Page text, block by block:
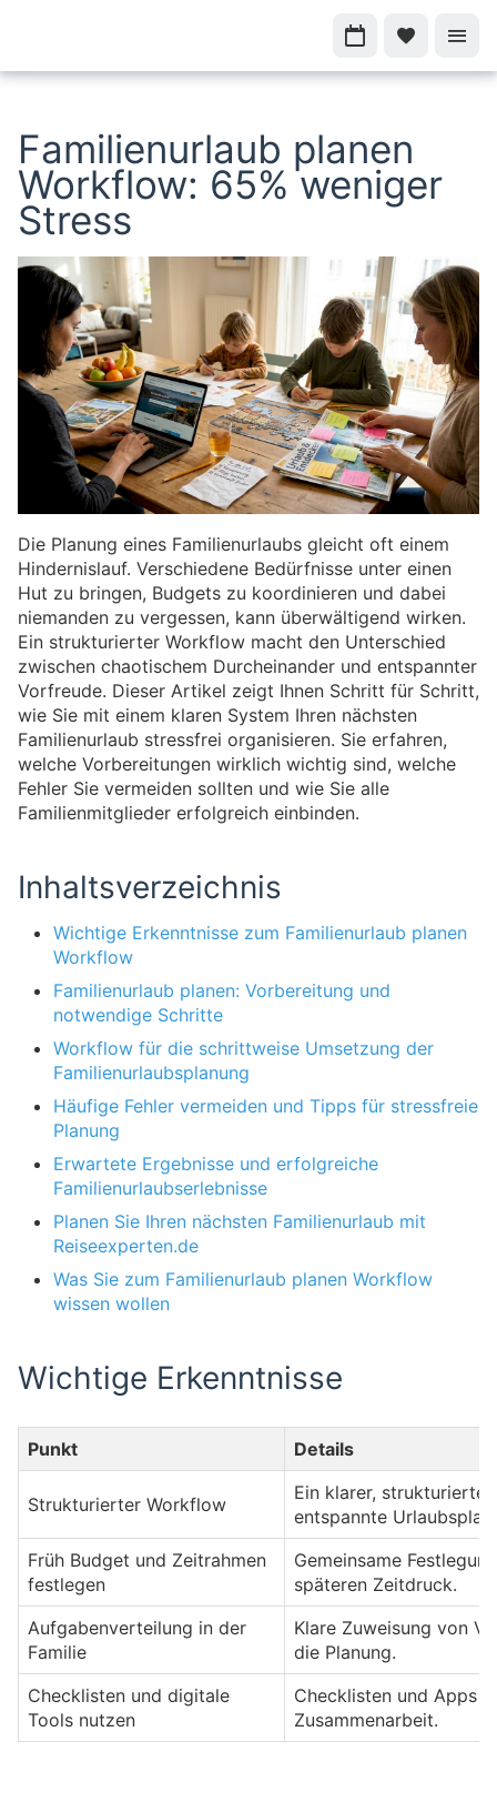
Familienurlaub planen
Workflow: 65% weniger
Stress
Die Planung eines Familienurlaubs gleicht oft einem
Hindernislauf. Verschiedene Bedürfnisse unter einen
Hut zu bringen, Budgets zu koordinieren und dabei
niemanden zu vergessen, kann überwältigend wirken.
Ein strukturierter Workflow macht den Unterschied
zwischen chaotischem Durcheinander und entspannter
Vorfreude. Dieser Artikel zeigt Ihnen Schritt für Schritt,
wie Sie mit einem klaren System Ihren nächsten
Familienurlaub stressfrei organisieren. Sie erfahren,
welche Vorbereitungen wirklich wichtig sind, welche
Fehler Sie vermeiden sollten und wie Sie alle
Familienmitglieder erfolgreich einbinden.
Inhaltsverzeichnis
Wichtige Erkenntnisse zum Familienurlaub planen
Workflow
Familienurlaub planen: Vorbereitung und
notwendige Schritte
Workflow für die schrittweise Umsetzung der
Familienurlaubsplanung
Häufige Fehler vermeiden und Tipps für stressfreie
Planung
Erwartete Ergebnisse und erfolgreiche
Familienurlaubserlebnisse
Planen Sie Ihren nächsten Familienurlaub mit
Reiseexperten.de
Was Sie zum Familienurlaub planen Workflow
wissen wollen
Wichtige Erkenntnisse
Punkt Details
Strukturierter Workflow
Ein klarer,
entspannte
Früh Budget und Zeitrahmen
festlegen
Gemeinsame
späteren Zeitdruck.
Aufgabenverteilung in der
Familie
Klare Zuweisung von
die Planung.
Checklisten und digitale
Tools nutzen
Checklisten und Apps
Zusammenarbeit.